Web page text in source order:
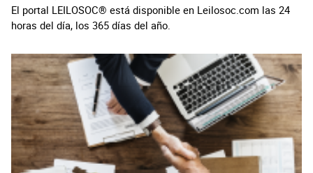
El portal LEILOSOC® está disponible en Leilosoc.com las 24
horas del día, los 365 días del año.